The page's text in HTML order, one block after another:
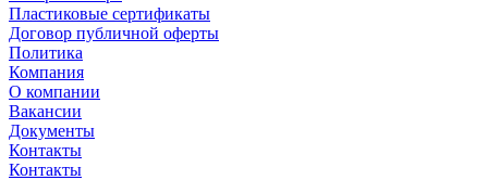
Пластиковые сертификаты
Договор публичной оферты
Политика
Компания
О компании
Вакансии
Документы
Контакты
Контакты